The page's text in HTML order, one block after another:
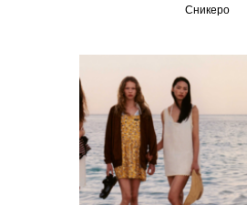
Сникеро